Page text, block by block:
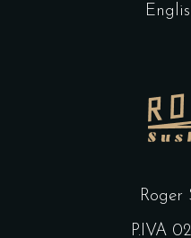
Roger
P.IVA